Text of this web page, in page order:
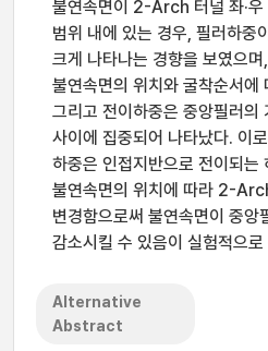
불연속면이 2-Arch 터널 좌·
범위 내에 있는 경우, 필러하중
크게 나타나는 경향을 보였으
불연속면의 위치와 굴착순서에
그리고 전이하중은 중앙필러의
사이에 집중되어 나타났다. 이
하중은 인접지반으로 전이되는
불연속면의 위치에 따라 2-
변경함으로써 불연속면이 중앙
감소시킬 수 있음이 실험적으
Alternative
Abstract